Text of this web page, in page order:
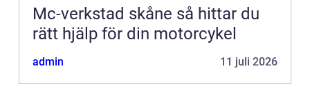
Mc-verkstad skåne så hittar du
rätt hjälp för din motorcykel
admin 11 juli 2026